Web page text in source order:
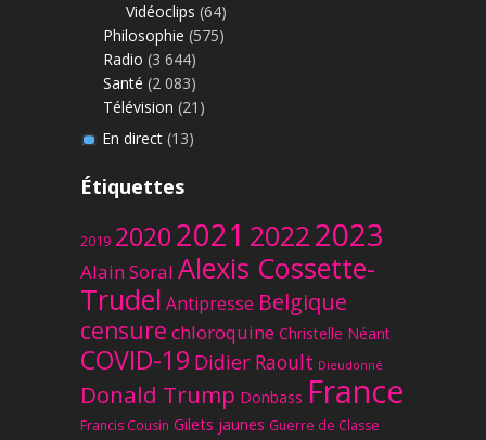
Vidéoclips (64)
Philosophie (575)
Radio (3 644)
Santé (2 083)
Télévision (21)
En direct(13)
Étiquettes
2019 20202021 20222023
Alain Soral Alexis Cossette-
Trudel Antipresse Belgique
censure chloroquine Christelle Néant
COVID-19 Didier Raoult Dieudonné
Donald Trump Donbass France
Francis Cousin Gilets jaunes Guerre de Classe